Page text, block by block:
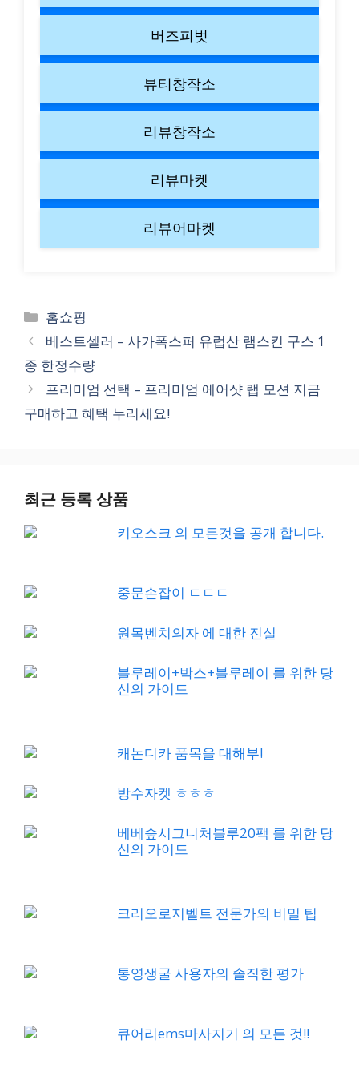
버즈피벗
뷰티창작소
리뷰창작소
리뷰마켓
리뷰어마켓
Categories
홈쇼핑
베스트셀러 – 사가폭스퍼 유럽산 램스킨 구스 1
종 한정수량
프리미엄 선택 – 프리미엄 에어샷 랩 모션 지금
구매하고 혜택 누리세요!
최근 등록 상품
키오스크 의 모든것을 공개 합니다.
중문손잡이 ㄷㄷㄷ
원목벤치의자 에 대한 진실
블루레이+박스+블루레이 를 위한 당
신의 가이드
캐논디카 품목을 대해부!
방수자켓 ㅎㅎㅎ
베베숲시그니처블루20팩 를 위한 당
신의 가이드
크리오로지벨트 전문가의 비밀 팁
통영생굴 사용자의 솔직한 평가
큐어리ems마사지기 의 모든 것!!